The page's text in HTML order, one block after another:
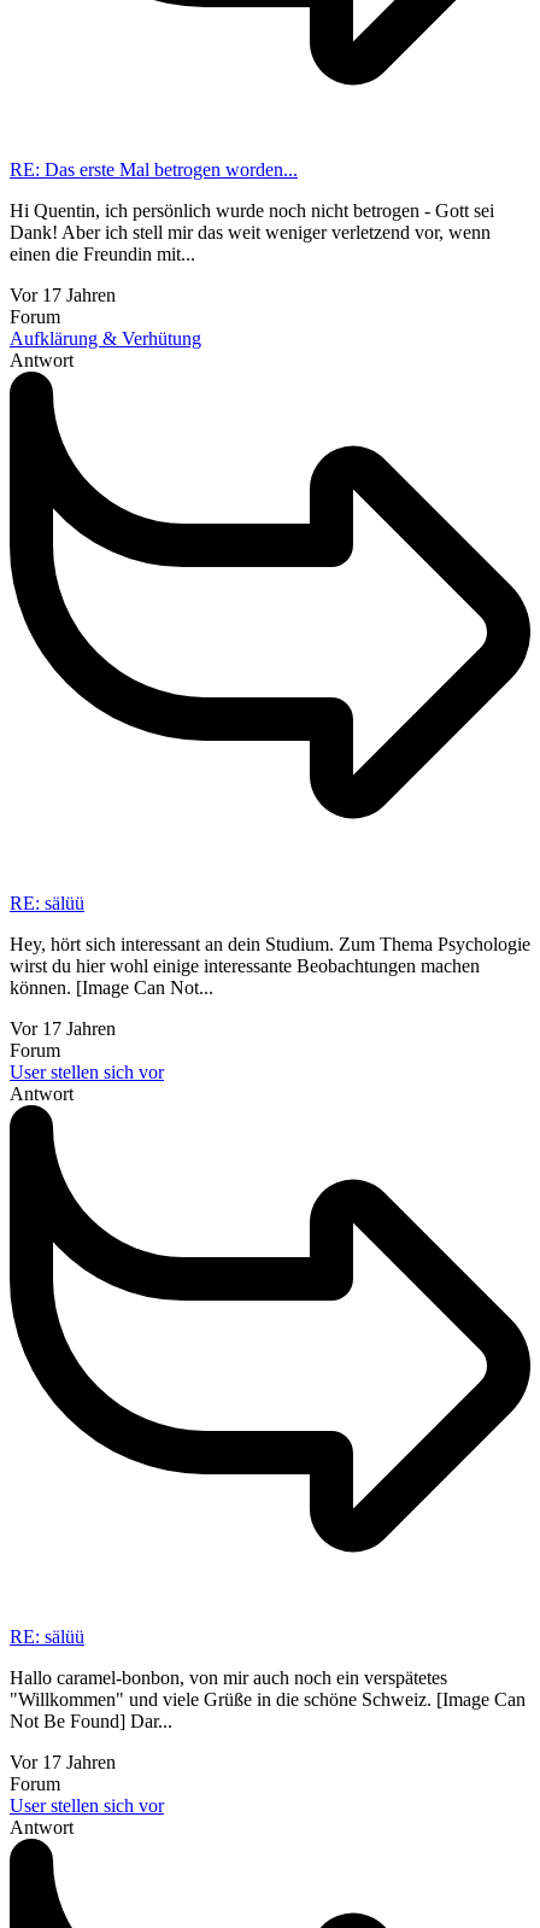
RE: Das erste Mal betrogen worden...
Hi Quentin, ich persönlich wurde noch nicht betrogen - Gott sei
Dank! Aber ich stell mir das weit weniger verletzend vor, wenn
einen die Freundin mit...
Vor 17 Jahren
Forum
Aufklärung & Verhütung
Antwort
RE: sälüü
Hey, hört sich interessant an dein Studium. Zum Thema Psychologie
wirst du hier wohl einige interessante Beobachtungen machen
können. [Image Can Not...
Vor 17 Jahren
Forum
User stellen sich vor
Antwort
RE: sälüü
Hallo caramel-bonbon, von mir auch noch ein verspätetes
"Willkommen" und viele Grüße in die schöne Schweiz. [Image Can
Not Be Found] Dar...
Vor 17 Jahren
Forum
User stellen sich vor
Antwort